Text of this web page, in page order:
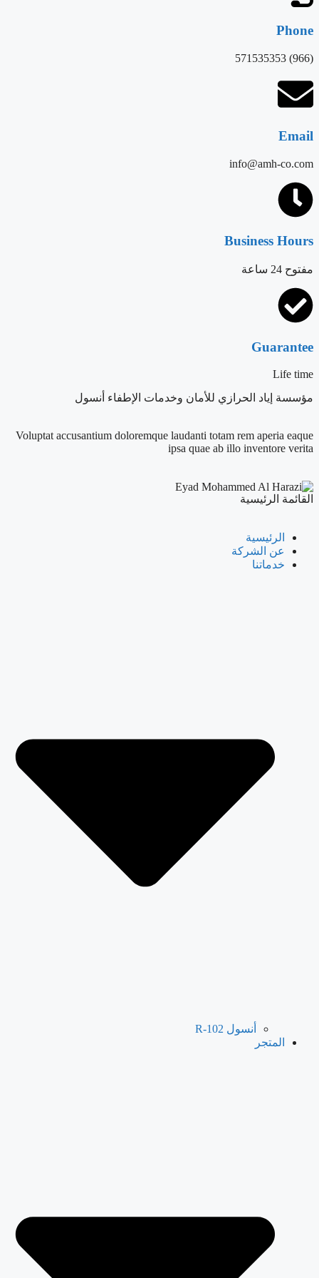
Phone
(966) 571535353
Email
info@amh-co.com
Business Hours
مفتوح 24 ساعة
Guarantee
Life time
مؤسسة إياد الحرازي للأمان وخدمات الإطفاء أنسول
Voluptat accusantium doloremque laudanti totam rem aperia eaque
ipsa quae ab illo inventore verita
القائمة الرئيسية
الرئيسية
عن الشركة
خدماتنا
أنسول R-102
المتجر